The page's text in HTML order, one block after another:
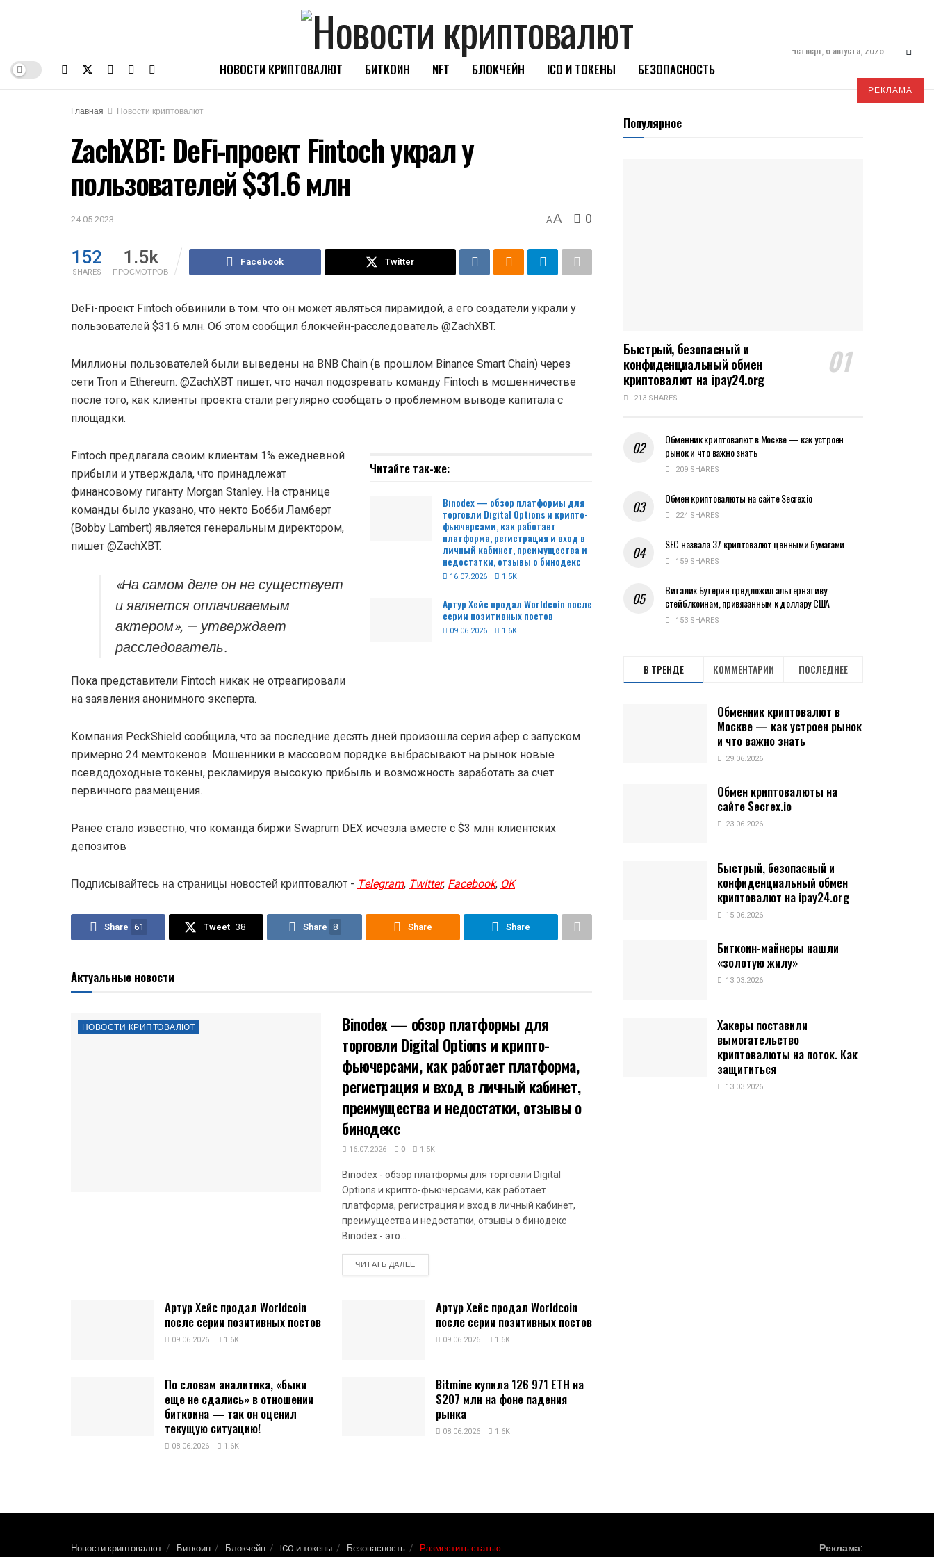
НОВОСТИ КРИПТОВАЛЮТ БИТКОИН NFT БЛОКЧЕЙН ICO И ТОКЕНЫ БЕЗОПАСНОСТЬ
Четверг, 6 августа, 2026
РЕКЛАМА
Главная
Новости криптовалют
ZachXBT: DeFi-проект Fintoch украл у
пользователей $31.6 млн
24.05.2023 AA 0
152
SHARES
1.5k
ПРОСМОТРОВ
Facebook Twitter
DeFi-проект Fintoch обвинили в том. что он может являться пирамидой, а его создатели украли у
пользователей $31.6 млн. Об этом сообщил блокчейн-расследователь @ZachXBT.
Миллионы пользователей были выведены на BNB Chain (в прошлом Binance Smart Chain) через
сети Tron и Ethereum. @ZachXBT пишет, что начал подозревать команду Fintoch в мошенничестве
после того, как клиенты проекта стали регулярно сообщать о проблемном выводе капитала с
площадки.
Читайте так-же:
Binodex — обзор платформы для
торговли Digital Options и крипто-
фьючерсами, как работает
платформа, регистрация и вход в
личный кабинет, преимущества и
недостатки, отзывы о бинодекс
16.07.2026 1.5K
Артур Хейс продал Worldcoin после
серии позитивных постов
09.06.2026 1.6K
Fintoch предлагала своим клиентам 1% ежедневной
прибыли и утверждала, что принадлежат
финансовому гиганту Morgan Stanley. На странице
команды было указано, что некто Бобби Ламберт
(Bobby Lambert) является генеральным директором,
пишет @ZachXBT.
«На самом деле он не существует
и является оплачиваемым
актером», — утверждает
расследователь.
Пока представители Fintoch никак не отреагировали
на заявления анонимного эксперта.
Компания PeckShield сообщила, что за последние десять дней произошла серия афер с запуском
примерно 24 мемтокенов. Мошенники в массовом порядке выбрасывают на рынок новые
псевдодоходные токены, рекламируя высокую прибыль и возможность заработать за счет
первичного размещения.
Ранее стало известно, что команда биржи Swaprum DEX исчезла вместе с $3 млн клиентских
депозитов
Подписывайтесь на страницы новостей криптовалют - Telegram, Twitter, Facebook, OK
Share 61 Tweet 38 Share 8 Share Share
Актуальные новости
НОВОСТИ КРИПТОВАЛЮТ
Binodex — обзор платформы для
торговли Digital Options и крипто-
фьючерсами, как работает платформа,
регистрация и вход в личный кабинет,
преимущества и недостатки, отзывы о
бинодекс
16.07.2026 0 1.5K
Binodex - обзор платформы для торговли Digital
Options и крипто-фьючерсами, как работает
платформа, регистрация и вход в личный кабинет,
преимущества и недостатки, отзывы о бинодекс
Binodex - это...
ЧИТАТЬ ДАЛЕЕDETAILS
Артур Хейс продал Worldcoin
после серии позитивных постов
09.06.2026 1.6K
Артур Хейс продал Worldcoin
после серии позитивных постов
09.06.2026 1.6K
По словам аналитика, «быки
еще не сдались» в отношении
биткоина — так он оценил
текущую ситуацию!
08.06.2026 1.6K
Bitmine купила 126 971 ETH на
$207 млн на фоне падения
рынка
08.06.2026 1.6K
Популярное
Быстрый, безопасный и
конфиденциальный обмен
криптовалют на ipay24.org
213 SHARES
Обменник криптовалют в Москве — как устроен
рынок и что важно знать
209 SHARES
Обмен криптовалюты на сайте Secrex.io
224 SHARES
SEC назвала 37 криптовалют ценными бумагами
159 SHARES
Виталик Бутерин предложил альтернативу
стейблкоинам, привязанным к доллару США
153 SHARES
В ТРЕНДЕ КОММЕНТАРИИ ПОСЛЕДНЕЕ
Обменник криптовалют в
Москве — как устроен рынок
и что важно знать
29.06.2026
Обмен криптовалюты на
сайте Secrex.io
23.06.2026
Быстрый, безопасный и
конфиденциальный обмен
криптовалют на ipay24.org
15.06.2026
Биткоин-майнеры нашли
«золотую жилу»
13.03.2026
Хакеры поставили
вымогательство
криптовалюты на поток. Как
защититься
13.03.2026
Новости криптовалют Биткоин Блокчейн ICO и токены Безопасность Разместить статью
Реклама: